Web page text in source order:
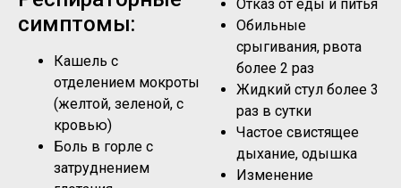
симптомы:
Кашель с
отделением мокроты
(желтой, зеленой, с
кровью)
Боль в горле с
затруднением
Отказ от еды и питья
Обильные
срыгивания, рвота
более 2 раз
Жидкий стул более 3
раз в сутки
Частое свистящее
дыхание, одышка
Изменение